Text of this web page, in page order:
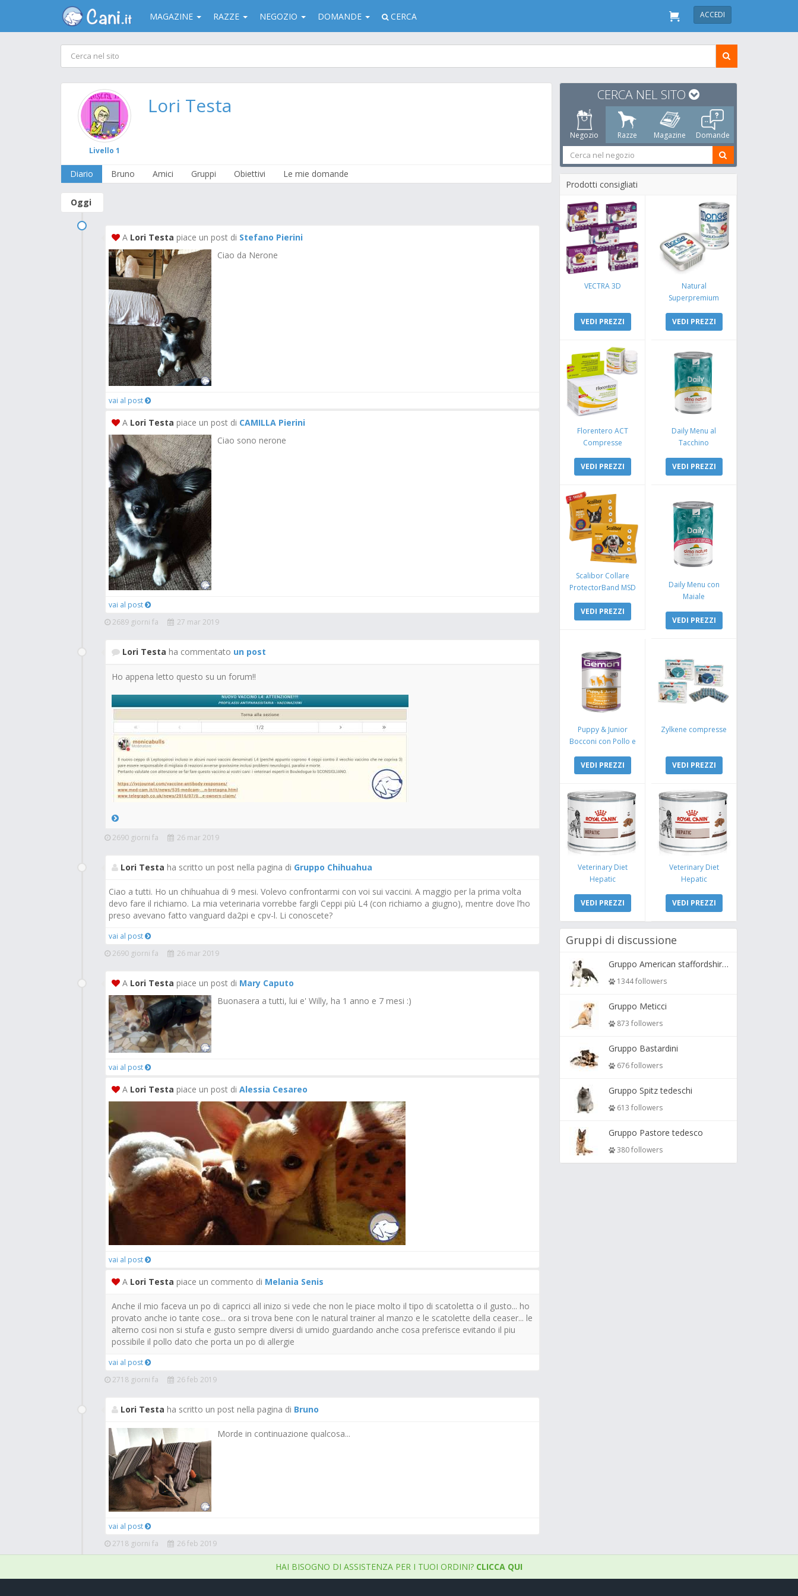
MAGAZINE RAZZE NEGOZIO DOMANDE CERCA ACCEDI
Livello 1
Lori Testa
Diario Bruno Amici Gruppi Obiettivi Le mie domande
Oggi
A Lori Testa piace un post di Stefano Pierini
Ciao da Nerone
vai al post
A Lori Testa piace un post di CAMILLA Pierini
Ciao sono nerone
vai al post
2689 giorni fa
27 mar 2019
Lori Testa ha commentato un post
Ho appena letto questo su un forum!!
2690 giorni fa 26 mar 2019
Lori Testa ha scritto un post nella pagina di Gruppo Chihuahua
Ciao a tutti. Ho un chihuahua di 9 mesi. Volevo confrontarmi con voi sui vaccini. A maggio per la prima volta
devo fare il richiamo. La mia veterinaria vorrebbe fargli Ceppi più L4 (con richiamo a giugno), mentre dove l’ho
preso avevano fatto vanguard da2pi e cpv-l. Li conoscete?
vai al post
2690 giorni fa
26 mar 2019
A Lori Testa piace un post di Mary Caputo
Buonasera a tutti, lui e' Willy, ha 1 anno e 7 mesi :)
vai al post
A Lori Testa piace un post di Alessia Cesareo
vai al post
A Lori Testa piace un commento di Melania Senis
Anche il mio faceva un po di capricci all inizo si vede che non le piace molto il tipo di scatoletta o il gusto... ho
provato anche io tante cose... ora si trova bene con le natural trainer al manzo e le scatolette della ceaser... le
alterno cosi non si stufa e gusto sempre diversi di umido guardando anche cosa preferisce evitando il piu
possibile il pollo dato che porta un po di allergie
vai al post
2718 giorni fa
26 feb 2019
Lori Testa ha scritto un post nella pagina di Bruno
Morde in continuazione qualcosa...
vai al post
2718 giorni fa
26 feb 2019
CERCA NEL SITO
Negozio Razze Magazine Domande
Prodotti consigliati
VECTRA 3D
VEDI PREZZI
Natural
Superpremium
Coniglio e Mela
VEDI PREZZI
Florentero ACT
Compresse
VEDI PREZZI
Daily Menu al
Tacchino
VEDI PREZZI
Scalibor Collare
ProtectorBand MSD
VEDI PREZZI
Daily Menu con
Maiale
VEDI PREZZI
Puppy & Junior
Bocconi con Pollo e
VEDI PREZZI
Zylkene compresse
VEDI PREZZI
Veterinary Diet
Hepatic
VEDI PREZZI
Veterinary Diet
Hepatic
VEDI PREZZI
Gruppi di discussione
Gruppo American staffordshire terrier ( amstaff, amastaff )
1344 followers
Gruppo Meticci
873 followers
Gruppo Bastardini
676 followers
Gruppo Spitz tedeschi
613 followers
Gruppo Pastore tedesco
380 followers
HAI BISOGNO DI ASSISTENZA PER I TUOI ORDINI? CLICCA QUI